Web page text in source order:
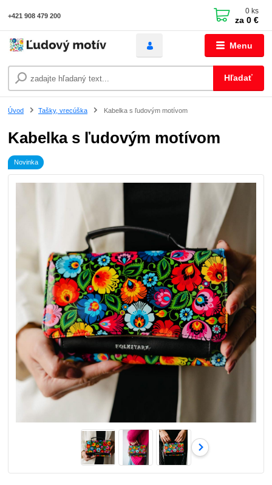
Menu
Hľadať
+421 908 479 200
0 ks
za 0 €
Úvod Tašky, vrecúška Kabelka s ľudovým motívom
Kabelka s ľudovým motívom
Novinka